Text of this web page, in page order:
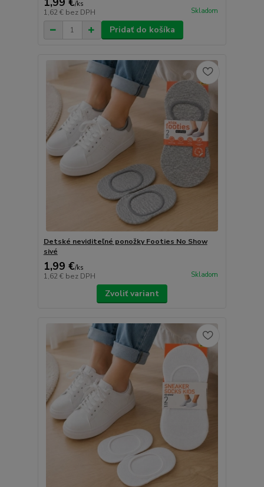
/ks
1,62 € bez DPH Skladom
Pridať do košíka
Detské neviditeľné ponožky Footies No Show
sivé
1,99 €/ks
1,62 € bez DPH Skladom
Zvoliť variant